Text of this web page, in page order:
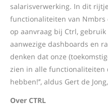
salarisverwerking. In dit
functionaliteiten van Nmbrs
op aanvraag bij Ctrl,
aanwezige dashboards en
denken dat onze
zien in alle
hebben!’’, aldus Gert de
Over CTRL